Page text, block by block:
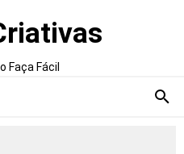
Faça Fácil